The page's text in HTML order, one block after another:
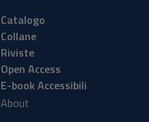
Catalogo
Collane
Riviste
Open Access
E-book Accessibili
About